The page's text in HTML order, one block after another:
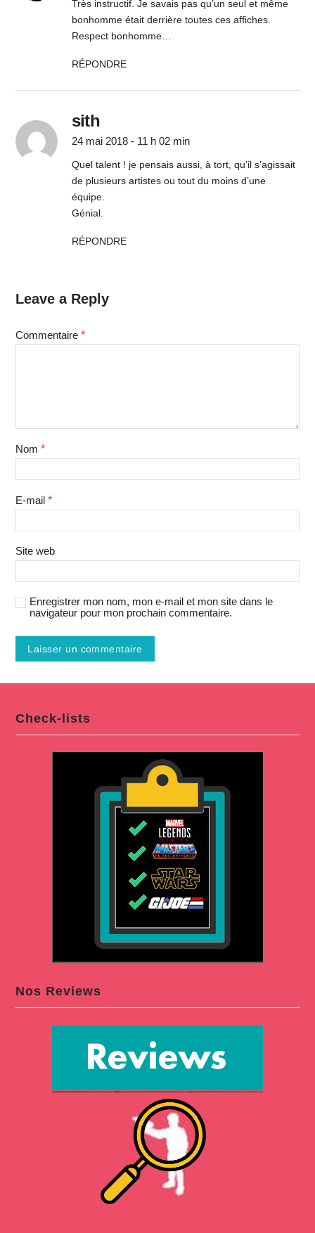
Très instructif. Je savais pas qu’un seul et même
bonhomme était derrière toutes ces affiches.
Respect bonhomme…
RÉPONDRE
sith
24 mai 2018 - 11 h 02 min
Quel talent ! je pensais aussi, à tort, qu’il s’agissait
de plusieurs artistes ou tout du moins d’une
équipe.
Génial.
RÉPONDRE
Leave a Reply
Commentaire *
Nom *
E-mail *
Site web
Enregistrer mon nom, mon e-mail et mon site dans le
navigateur pour mon prochain commentaire.
Check-lists
Nos Reviews